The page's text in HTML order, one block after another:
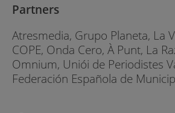
Partners
Atresmedia, Grupo Planeta, La
COPE, Onda Cero, À Punt, La
Omnium, Uniói de Periodistes
Federación Española de